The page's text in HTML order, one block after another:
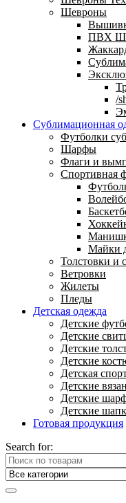
Шевроны
ПВХ
/
Сублимационная
Футболки
Шарфы
Флаги и
Спортивная
Майки
Толстовки и
Ветровки
Жилеты
Пледы
Детская одежда
Детские
Детские
Детские
Детские
Детская
Детские
Детские
Детские
Готовая продукция
Search for: